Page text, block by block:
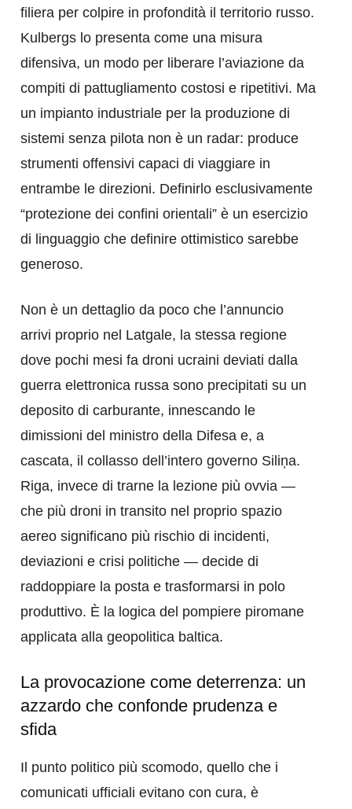
filiera per colpire in profondità il territorio russo.
Kulbergs lo presenta come una misura
difensiva, un modo per liberare l’aviazione da
compiti di pattugliamento costosi e ripetitivi. Ma
un impianto industriale per la produzione di
sistemi senza pilota non è un radar: produce
strumenti offensivi capaci di viaggiare in
entrambe le direzioni. Definirlo esclusivamente
“protezione dei confini orientali” è un esercizio
di linguaggio che definire ottimistico sarebbe
generoso.
Non è un dettaglio da poco che l’annuncio
arrivi proprio nel Latgale, la stessa regione
dove pochi mesi fa droni ucraini deviati dalla
guerra elettronica russa sono precipitati su un
deposito di carburante, innescando le
dimissioni del ministro della Difesa e, a
cascata, il collasso dell’intero governo Siliņa.
Riga, invece di trarne la lezione più ovvia —
che più droni in transito nel proprio spazio
aereo significano più rischio di incidenti,
deviazioni e crisi politiche — decide di
raddoppiare la posta e trasformarsi in polo
produttivo. È la logica del pompiere piromane
applicata alla geopolitica baltica.
La provocazione come deterrenza: un
azzardo che confonde prudenza e
sfida
Il punto politico più scomodo, quello che i
comunicati ufficiali evitano con cura, è